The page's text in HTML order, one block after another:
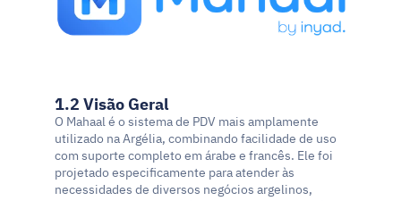
1.2 Visão Geral
O Mahaal é o sistema de PDV mais amplamente
utilizado na Argélia, combinando facilidade de uso
com suporte completo em árabe e francês. Ele foi
projetado especificamente para atender às
necessidades de diversos negócios argelinos,